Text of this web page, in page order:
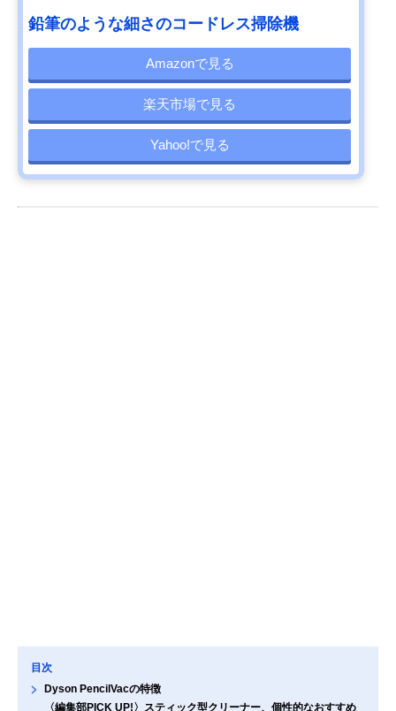
鉛筆のような細さのコードレス掃除機
Amazonで見る
楽天市場で見る
Yahoo!で見る
目次
Dyson PencilVacの特徴
〈編集部PICK UP!〉スティック型クリーナー、個性的なおすすめ